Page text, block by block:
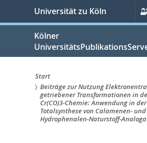
springen
Universität zu Köln
Kölner
Sie
sind
Start
Beiträge zur Nutzung
getriebener Transformationen in
Cr(CO)3-Chemie: Anwendung in der
Totalsynthese von Calamenen- und
Hydrophenalen-Naturstoff-Analoga